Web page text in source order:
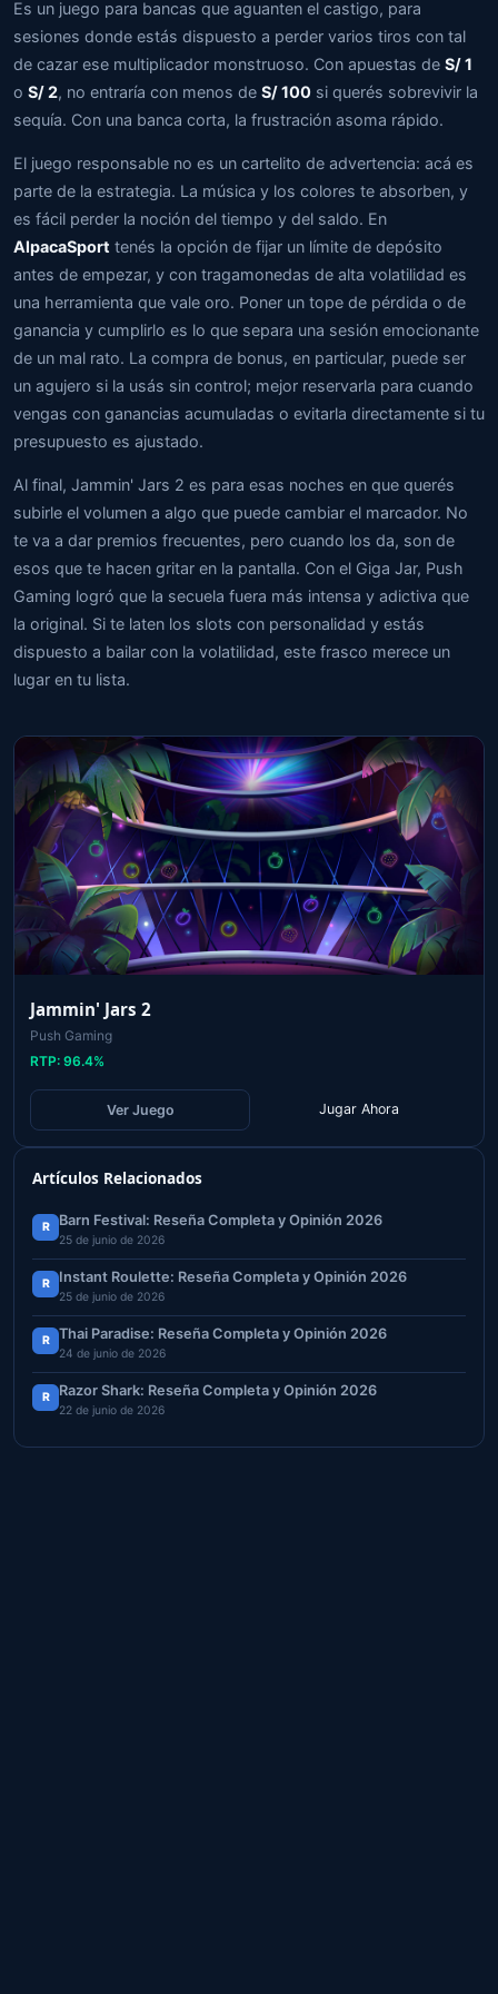
Es un juego para bancas que aguanten el castigo, para
sesiones donde estás dispuesto a perder varios tiros con tal
de cazar ese multiplicador monstruoso. Con apuestas de S/ 1
o S/ 2, no entraría con menos de S/ 100 si querés sobrevivir la
sequía. Con una banca corta, la frustración asoma rápido.
El juego responsable no es un cartelito de advertencia: acá es
parte de la estrategia. La música y los colores te absorben, y
es fácil perder la noción del tiempo y del saldo. En
AlpacaSport tenés la opción de fijar un límite de depósito
antes de empezar, y con tragamonedas de alta volatilidad es
una herramienta que vale oro. Poner un tope de pérdida o de
ganancia y cumplirlo es lo que separa una sesión emocionante
de un mal rato. La compra de bonus, en particular, puede ser
un agujero si la usás sin control; mejor reservarla para cuando
vengas con ganancias acumuladas o evitarla directamente si tu
presupuesto es ajustado.
Al final, Jammin' Jars 2 es para esas noches en que querés
subirle el volumen a algo que puede cambiar el marcador. No
te va a dar premios frecuentes, pero cuando los da, son de
esos que te hacen gritar en la pantalla. Con el Giga Jar, Push
Gaming logró que la secuela fuera más intensa y adictiva que
la original. Si te laten los slots con personalidad y estás
dispuesto a bailar con la volatilidad, este frasco merece un
lugar en tu lista.
Jammin' Jars 2
Push Gaming
RTP: 96.4%
Ver Juego Jugar Ahora
Artículos Relacionados
R Barn Festival: Reseña Completa y Opinión 2026
25 de junio de 2026
R Instant Roulette: Reseña Completa y Opinión 2026
25 de junio de 2026
R Thai Paradise: Reseña Completa y Opinión 2026
24 de junio de 2026
R Razor Shark: Reseña Completa y Opinión 2026
22 de junio de 2026